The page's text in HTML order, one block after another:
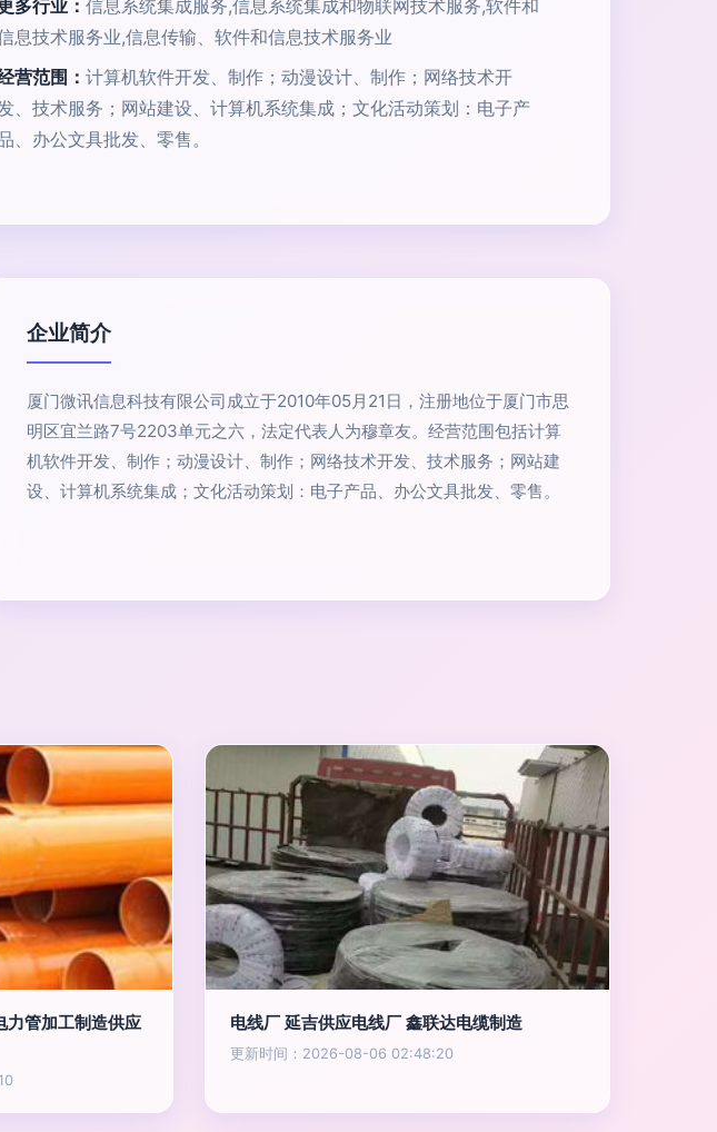
多行业： 信息系统集成服务,信息系统集成和物联网技术服务,软件和
息技术服务业,信息传输、软件和信息技术服务业
营范围： 计算机软件开发、制作；动漫设计、制作；网络技术开
、技术服务；网站建设、计算机系统集成；文化活动策划：电子产
、办公文具批发、零售。
企业简介
厦门微讯信息科技有限公司成立于2010年05月21日，注册地位于厦门市思
明区宜兰路7号2203单元之六，法定代表人为穆章友。经营范围包括计算
机软件开发、制作；动漫设计、制作；网络技术开发、技术服务；网站建
设、计算机系统集成；文化活动策划：电子产品、办公文具批发、零售。
管加工制造供应
电线厂 延吉供应电线厂 鑫联达电缆制造
更新时间：2026-08-06 02:48:20